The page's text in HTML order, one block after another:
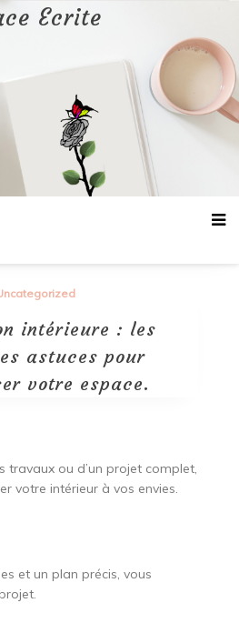
Ecrite
intérieure : les
astuces pour
votre espace.
travaux ou d’un projet complet,
votre intérieur à vos envies.
et un plan précis, vous